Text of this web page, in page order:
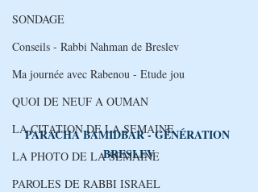
SONDAGE
Conseils - Rabbi Nahman de Breslev
Ma journée avec Rabenou - Etude jou
QUOI DE NEUF A OUMAN
LA CITATION DE LA SEMAINE
LA PHOTO DE LA SEMAINE
PAROLES DE RABBI ISRAEL
PARACHA BAMIDBAR - GÉNÉRATION
BRESLEV